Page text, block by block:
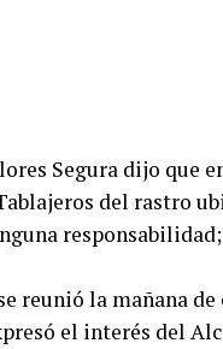
Segura dijo
del rastro
reunió la mañana
el interés del